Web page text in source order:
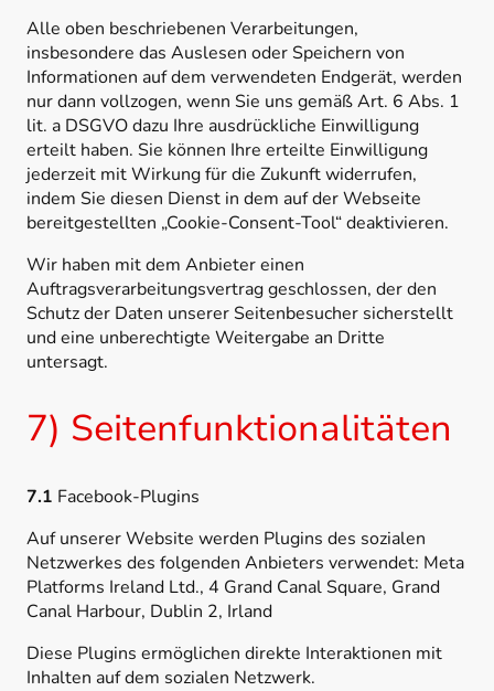
Alle oben beschriebenen Verarbeitungen,
insbesondere das Auslesen oder Speichern von
Informationen auf dem verwendeten Endgerät, werden
nur dann vollzogen, wenn Sie uns gemäß Art. 6 Abs. 1
lit. a DSGVO dazu Ihre ausdrückliche Einwilligung
erteilt haben. Sie können Ihre erteilte Einwilligung
jederzeit mit Wirkung für die Zukunft widerrufen,
indem Sie diesen Dienst in dem auf der Webseite
bereitgestellten „Cookie-Consent-Tool“ deaktivieren.
Wir haben mit dem Anbieter einen
Auftragsverarbeitungsvertrag geschlossen, der den
Schutz der Daten unserer Seitenbesucher sicherstellt
und eine unberechtigte Weitergabe an Dritte
untersagt.
7) Seitenfunktionalitäten
7.1 Facebook-Plugins
Auf unserer Website werden Plugins des sozialen
Netzwerkes des folgenden Anbieters verwendet: Meta
Platforms Ireland Ltd., 4 Grand Canal Square, Grand
Canal Harbour, Dublin 2, Irland
Diese Plugins ermöglichen direkte Interaktionen mit
Inhalten auf dem sozialen Netzwerk.